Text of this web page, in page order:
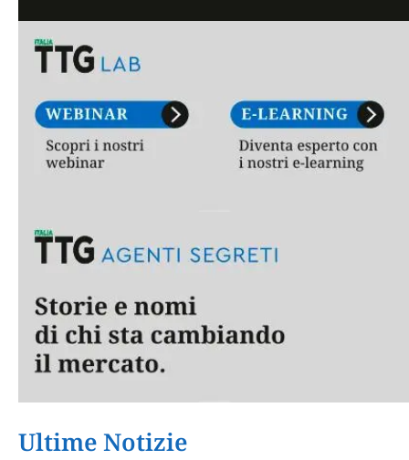
Ultime Notizie